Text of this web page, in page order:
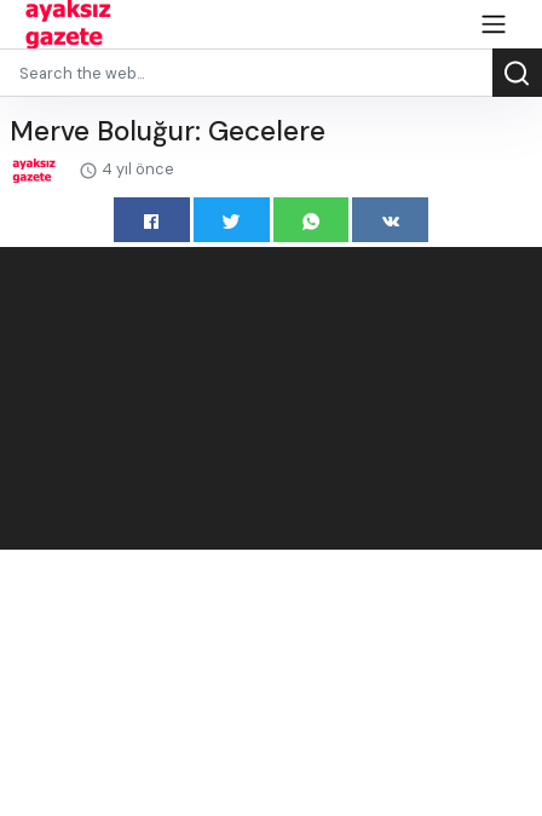
Merve Boluğur: Gecelere
4 yıl önce